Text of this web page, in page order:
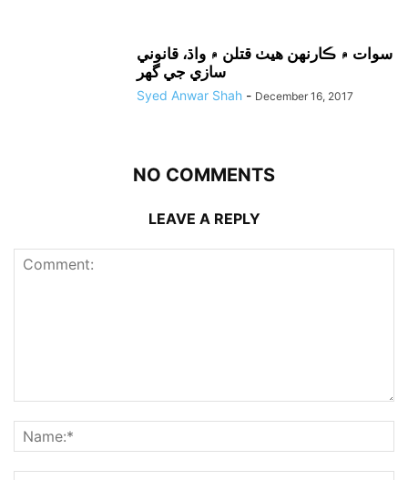
سوات ۾ ڪارنهن هيٺ قتلن ۾ واڌ، قانوني
سازي جي گهر
Syed Anwar Shah - December 16, 2017
NO COMMENTS
LEAVE A REPLY